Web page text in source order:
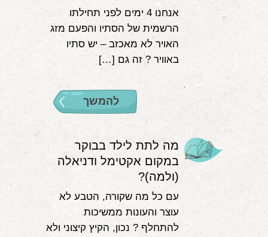
אנחנו 4 ימים לפני תחילתו
הרשמית של הסתיו והפעם מזג
האויר לא מאכזב – יש סתיו
באוויר ? זה גם […]
להמשך
מה לתת לילד בבוקר
במקום אקטימל ודניאלה
(ולמה)?
עם כל מה שקורה, הטבע לא
עוצר והעונות ממשיכות
להתחלף ? נכון, הקיץ קיצוני ולא